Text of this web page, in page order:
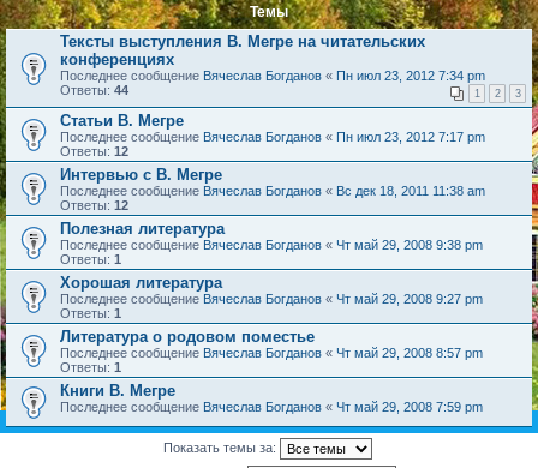
Темы
Тексты выступления В. Мегре на читательских
конференциях
Последнее сообщение Вячеслав Богданов « Пн июл 23, 2012 7:34 pm
Ответы: 44 1 2 3
Статьи В. Мегре
Последнее сообщение Вячеслав Богданов « Пн июл 23, 2012 7:17 pm
Ответы: 12
Интервью с В. Мегре
Последнее сообщение Вячеслав Богданов « Вс дек 18, 2011 11:38 am
Ответы: 12
Полезная литература
Последнее сообщение Вячеслав Богданов « Чт май 29, 2008 9:38 pm
Ответы: 1
Хорошая литература
Последнее сообщение Вячеслав Богданов « Чт май 29, 2008 9:27 pm
Ответы: 1
Литература о родовом поместье
Последнее сообщение Вячеслав Богданов « Чт май 29, 2008 8:57 pm
Ответы: 1
Книги В. Мегре
Последнее сообщение Вячеслав Богданов « Чт май 29, 2008 7:59 pm
Показать темы за: